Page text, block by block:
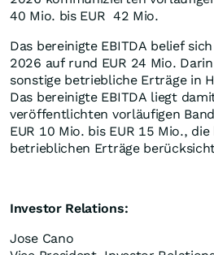
40 Mio. bis EUR 42 Mio.
Das bereinigte EBITDA belief
2026 auf rund EUR 24 Mio.
sonstige betriebliche Erträge in
Das bereinigte EBITDA liegt
veröffentlichten vorläufigen
EUR 10 Mio. bis EUR 15 Mio.,
betrieblichen Erträge
Investor Relations:
Jose Cano